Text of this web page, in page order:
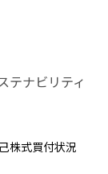
テナビリティ
株式買付状況